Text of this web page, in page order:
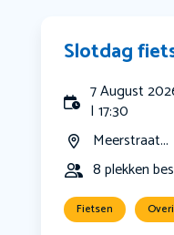
Slotdag
7 August
| 17:30
Meerstraat...
8 plekken
Fietsen